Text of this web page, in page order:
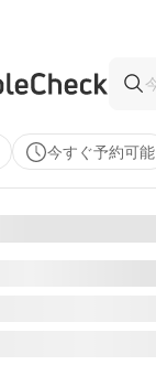
今すぐ予約可能